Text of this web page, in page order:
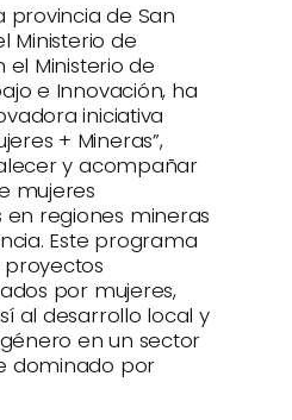
provincia de San
Ministerio de
el Ministerio de
e Innovación, ha
iniciativa
+ Mineras”,
y acompañar
mujeres
regiones mineras
Este programa
por mujeres,
al desarrollo local y
en un sector
dominado por